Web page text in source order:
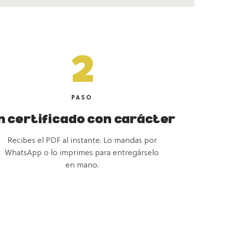
2
PASO
certificado con carácter
Recibes el PDF al instante. Lo mandas por
WhatsApp o lo imprimes para entregárselo
en mano.